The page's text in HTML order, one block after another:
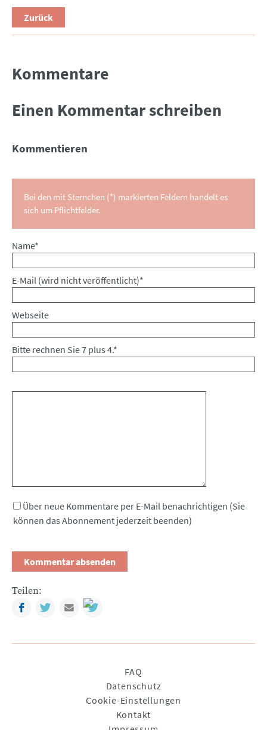
Zurück
Kommentare
Einen Kommentar schreiben
Kommentieren
Bei den mit Sternchen (*) markierten Feldern handelt es
sich um Pflichtfelder.
Pflichtfeld
Name*
Pflichtfeld
E-Mail (wird nicht veröffentlicht)*
Webseite
Bitte rechnen Sie 7 plus 4.*
Über neue Kommentare per E-Mail benachrichtigen (Sie
können das Abonnement jederzeit beenden)
Teilen:
FacebookTwitterMail
FAQ
Datenschutz
Cookie-Einstellungen
Kontakt